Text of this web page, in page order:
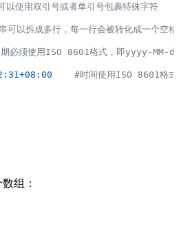
以使用双引号或者单引号包裹特殊字符
可以拆成多行，每一行会被转化成一个空格
必须使用ISO 8601格式，即yyyy-MM-
#时间使用ISO 8601格式
组：